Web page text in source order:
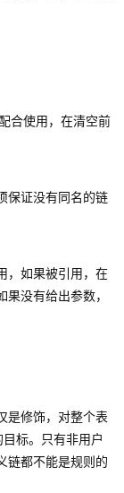
合使用，在清空前
保证没有同名的链
，如果被引用，在
没有给出参数，
是修饰，对整个表
标。只有非用户
链都不能是规则的